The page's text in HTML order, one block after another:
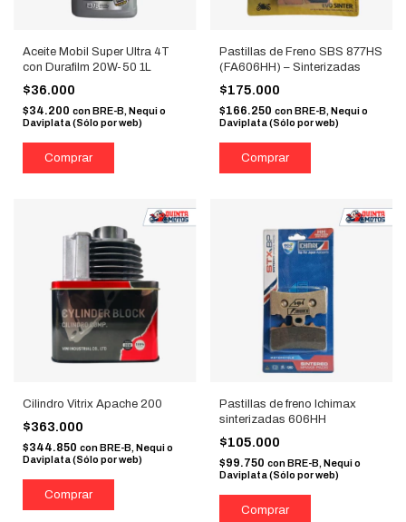
Aceite Mobil Super Ultra 4T
con Durafilm 20W-50 1L
$36.000
$34.200 con BRE-B, Nequi o
Daviplata (Sólo por web)
Pastillas de Freno SBS 877HS
(FA606HH) – Sinterizadas
$175.000
$166.250 con BRE-B, Nequi o
Daviplata (Sólo por web)
Cilindro Vitrix Apache 200
$363.000
$344.850 conBRE-B, Nequi o
Daviplata (Sólo por web)
Pastillas de freno Ichimax
sinterizadas 606HH
$105.000
$99.750 con BRE-B, Nequi o
Daviplata (Sólo por web)